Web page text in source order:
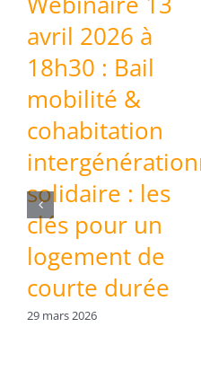
Professionnels,
participez à
notre table
ronde : «
Fragilisation
des
copropriétés :
un
phénomène